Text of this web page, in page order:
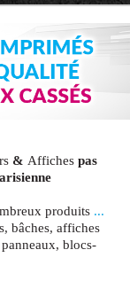
& Affiches pas
produits ...
bâches, affiches
blocs-